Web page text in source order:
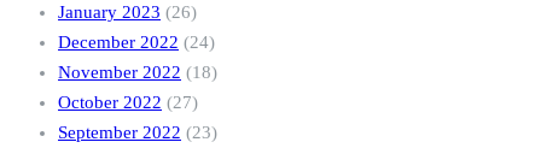
January 2023 (26)
December 2022 (24)
November 2022 (18)
October 2022 (27)
September 2022 (23)